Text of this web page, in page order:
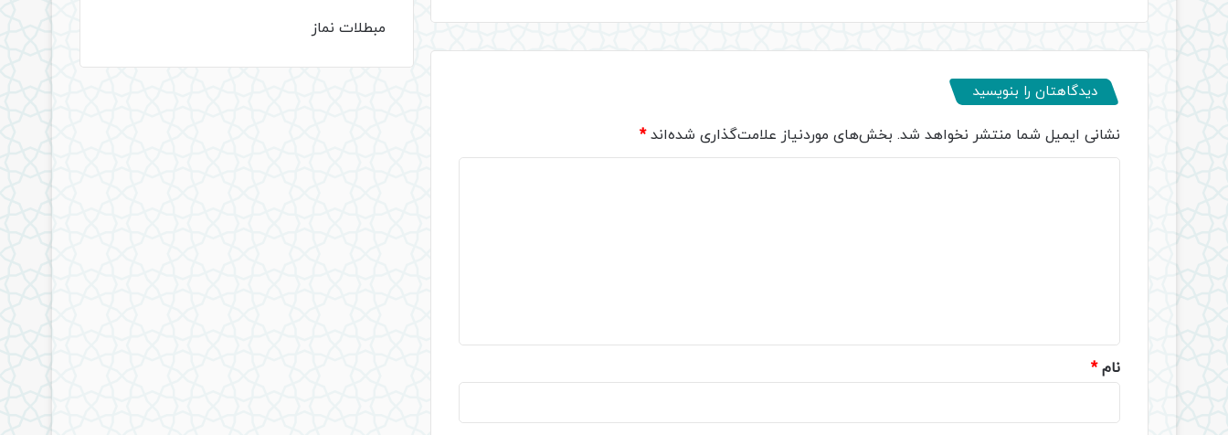
دیدگاهتان را بنویسید
نشانی ایمیل شما منتشر نخواهد شد. بخش‌های موردنیاز علامت‌گذاری شده‌اند*
نام*
مبطلات نماز